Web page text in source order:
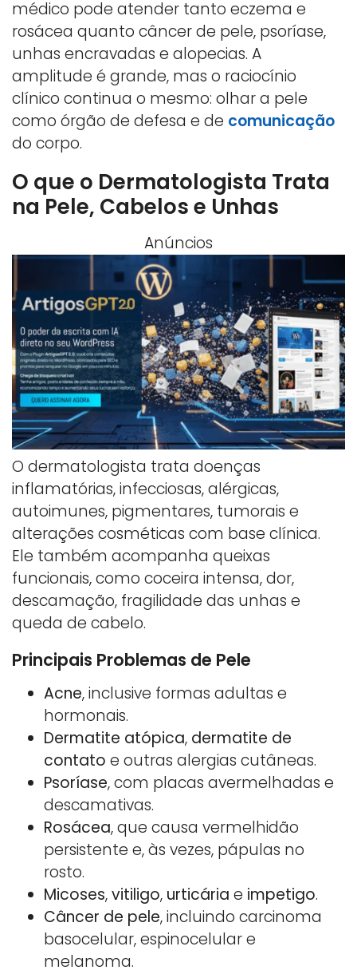
médico pode atender tanto eczema e
rosácea quanto câncer de pele, psoríase,
unhas encravadas e alopecias. A
amplitude é grande, mas o raciocínio
clínico continua o mesmo: olhar a pele
como órgão de defesa e de comunicação
do corpo.
O que o Dermatologista Trata
na Pele, Cabelos e Unhas
Anúncios
O dermatologista trata doenças
inflamatórias, infecciosas, alérgicas,
autoimunes, pigmentares, tumorais e
alterações cosméticas com base clínica.
Ele também acompanha queixas
funcionais, como coceira intensa, dor,
descamação, fragilidade das unhas e
queda de cabelo.
Principais Problemas de Pele
Acne, inclusive formas adultas e
hormonais.
Dermatite atópica, dermatite de
contato e outras alergias cutâneas.
Psoríase, com placas avermelhadas e
descamativas.
Rosácea, que causa vermelhidão
persistente e, às vezes, pápulas no
rosto.
Micoses,vitiligo, urticária e impetigo.
Câncer de pele, incluindo carcinoma
basocelular, espinocelular e
melanoma.